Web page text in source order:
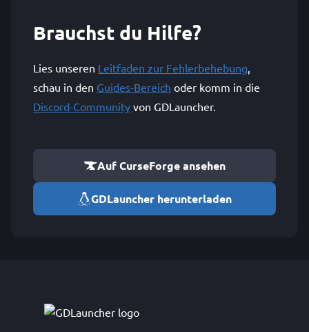
Brauchst du Hilfe?
Lies unseren Leitfaden zur Fehlerbehebung,
schau in den Guides-Bereich oder komm in die
Discord-Community von GDLauncher.
Auf CurseForge ansehen
GDLauncher herunterladen